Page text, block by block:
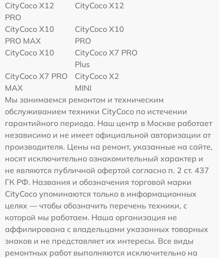
CityCoco X12
PRO
CityCoco X12
CityCoco X10
PRO MAX
CityCoco X10
PRO
CityCoco X10
CityCoco X7 PRO
Plus
CityCoco X7 PRO
MAX
CityCoco X2
MINI
Мы занимаемся ремонтом и техническим
обслуживанием техники CityCoco по истечении
гарантийного периода. Наш центр в Москве работает
независимо и не имеет официальной авторизации от
производителя. Цены на ремонт, указанные на сайте,
носят исключительно ознакомительный характер и
не являются публичной офертой согласно п. 2 ст. 437
ГК РФ. Названия и обозначения торговой марки
CityCoco упоминаются только в информационных
целях — чтобы обозначить перечень техники, с
которой мы работаем. Наша организация не
аффилирована с владельцами указанных товарных
знаков и не представляет их интересы. Все виды
ремонтных работ выполняются исключительно на